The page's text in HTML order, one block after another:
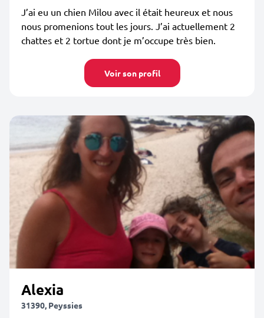
J’ai eu un chien Milou avec il était heureux et nous
nous promenions tout les jours. J’ai actuellement 2
chattes et 2 tortue dont je m’occupe très bien.
Voir son profil
Alexia
31390, Peyssies